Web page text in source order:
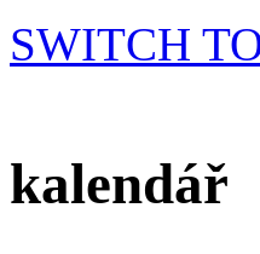
SWITCH
kalendář